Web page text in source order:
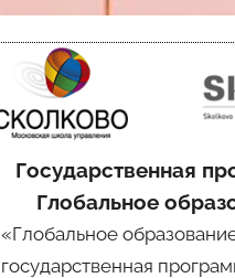
Государственная
Глобальное
«Глобальное
государственная